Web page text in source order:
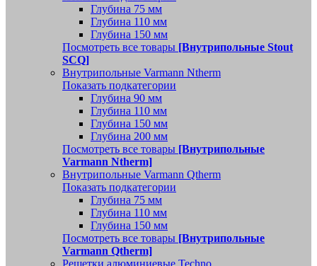
Глубина 75 мм
Глубина 110 мм
Глубина 150 мм
Посмотреть все товары [Внутрипольные Stout
SCQ]
Внутрипольные Varmann Ntherm
Показать подкатегории
Глубина 90 мм
Глубина 110 мм
Глубина 150 мм
Глубина 200 мм
Посмотреть все товары [Внутрипольные
Varmann Ntherm]
Внутрипольные Varmann Qtherm
Показать подкатегории
Глубина 75 мм
Глубина 110 мм
Глубина 150 мм
Посмотреть все товары [Внутрипольные
Varmann Qtherm]
Решетки алюминиевые Techno